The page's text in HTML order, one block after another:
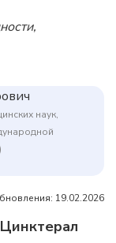
наук,
19.02.2026